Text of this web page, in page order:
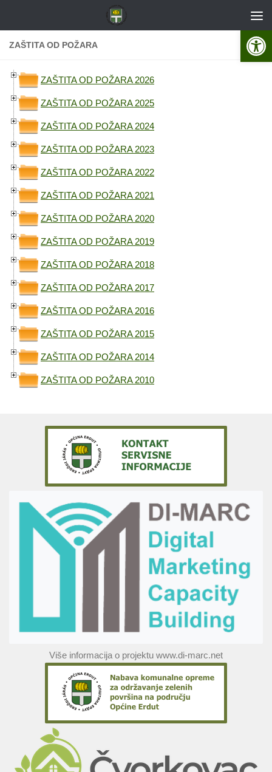
ZAŠTITA OD POŽARA
ZAŠTITA OD POŽARA 2026
ZAŠTITA OD POŽARA 2025
ZAŠTITA OD POŽARA 2024
ZAŠTITA OD POŽARA 2023
ZAŠTITA OD POŽARA 2022
ZAŠTITA OD POŽARA 2021
ZAŠTITA OD POŽARA 2020
ZAŠTITA OD POŽARA 2019
ZAŠTITA OD POŽARA 2018
ZAŠTITA OD POŽARA 2017
ZAŠTITA OD POŽARA 2016
ZAŠTITA OD POŽARA 2015
ZAŠTITA OD POŽARA 2014
ZAŠTITA OD POŽARA 2010
Više informacija o projektu www.di-marc.net